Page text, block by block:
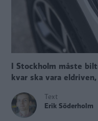
I Stockholm måste
kvar ska vara
Text
Erik Söderholm